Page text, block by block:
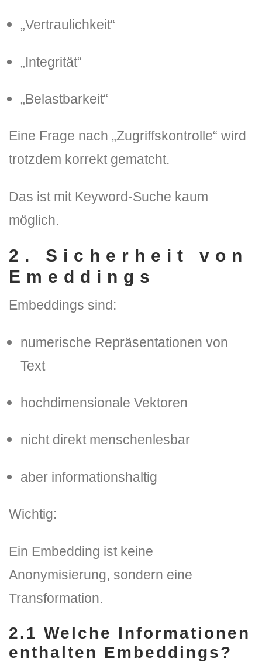
„Vertraulichkeit“
„Integrität“
„Belastbarkeit“
Eine Frage nach „Zugriffskontrolle“ wird
trotzdem korrekt gematcht.
Das ist mit Keyword-Suche kaum
möglich.
2. Sicherheit von
Emeddings
Embeddings sind:
numerische Repräsentationen von
Text
hochdimensionale Vektoren
nicht direkt menschenlesbar
aber informationshaltig
Wichtig:
Ein Embedding ist keine
Anonymisierung, sondern eine
Transformation.
2.1 Welche Informationen
enthalten Embeddings?